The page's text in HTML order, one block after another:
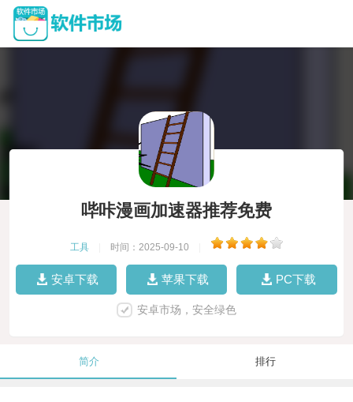
哔咔漫画加速器推荐免费
工具 时间：2025-09-10
安卓下载 苹果下载 PC下载
安卓市场，安全绿色
简介 排行